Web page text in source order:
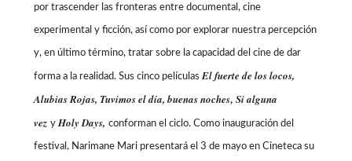
por trascender las fronteras entre documental, cine
experimental y ficción, así como por explorar nuestra percepción
y, en último término, tratar sobre la capacidad del cine de dar
forma a la realidad. Sus cinco películas El fuerte de los locos,
Alubias Rojas, Tuvimos el día, buenas noches,Si alguna
vez yHoly Days, conforman el ciclo. Como inauguración del
festival, Narimane Mari presentará el 3 de mayo en Cineteca su